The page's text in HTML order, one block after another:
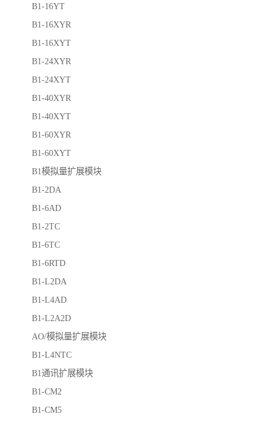
B1-16YT
B1-16XYR
B1-16XYT
B1-24XYR
B1-24XYT
B1-40XYR
B1-40XYT
B1-60XYR
B1-60XYT
B1模拟量扩展模块
B1-2DA
B1-6AD
B1-2TC
B1-6TC
B1-6RTD
B1-L2DA
B1-L4AD
B1-L2A2D
AO/模拟量扩展模块
B1-L4NTC
B1通讯扩展模块
B1-CM2
B1-CM5